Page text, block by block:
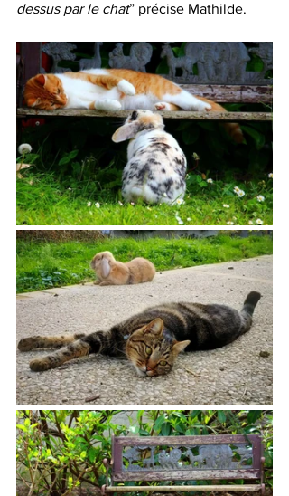
dessus par le chat” précise Mathilde.